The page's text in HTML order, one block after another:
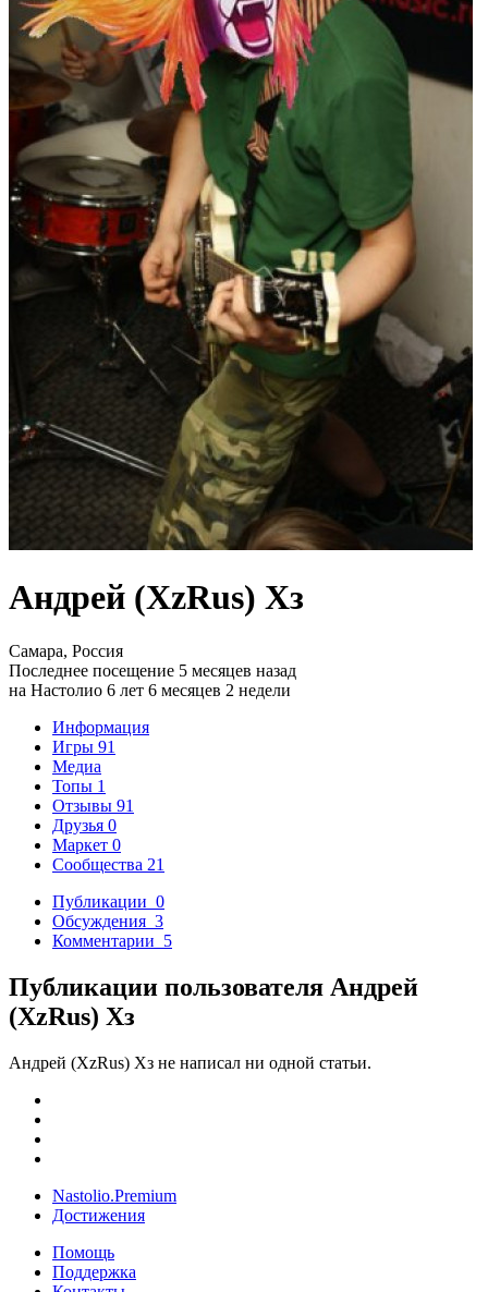
Андрей (XzRus) Хз
Самара, Россия
Последнее посещение 5 месяцев назад
на Настолио 6 лет 6 месяцев 2 недели
Информация
Игры 91
Медиа
Топы 1
Отзывы 91
Друзья 0
Маркет 0
Сообщества 21
Публикации 0
Обсуждения 3
Комментарии 5
Публикации пользователя Андрей
(XzRus) Хз
Андрей (XzRus) Хз не написал ни одной статьи.
Nastolio.Premium
Достижения
Помощь
Поддержка